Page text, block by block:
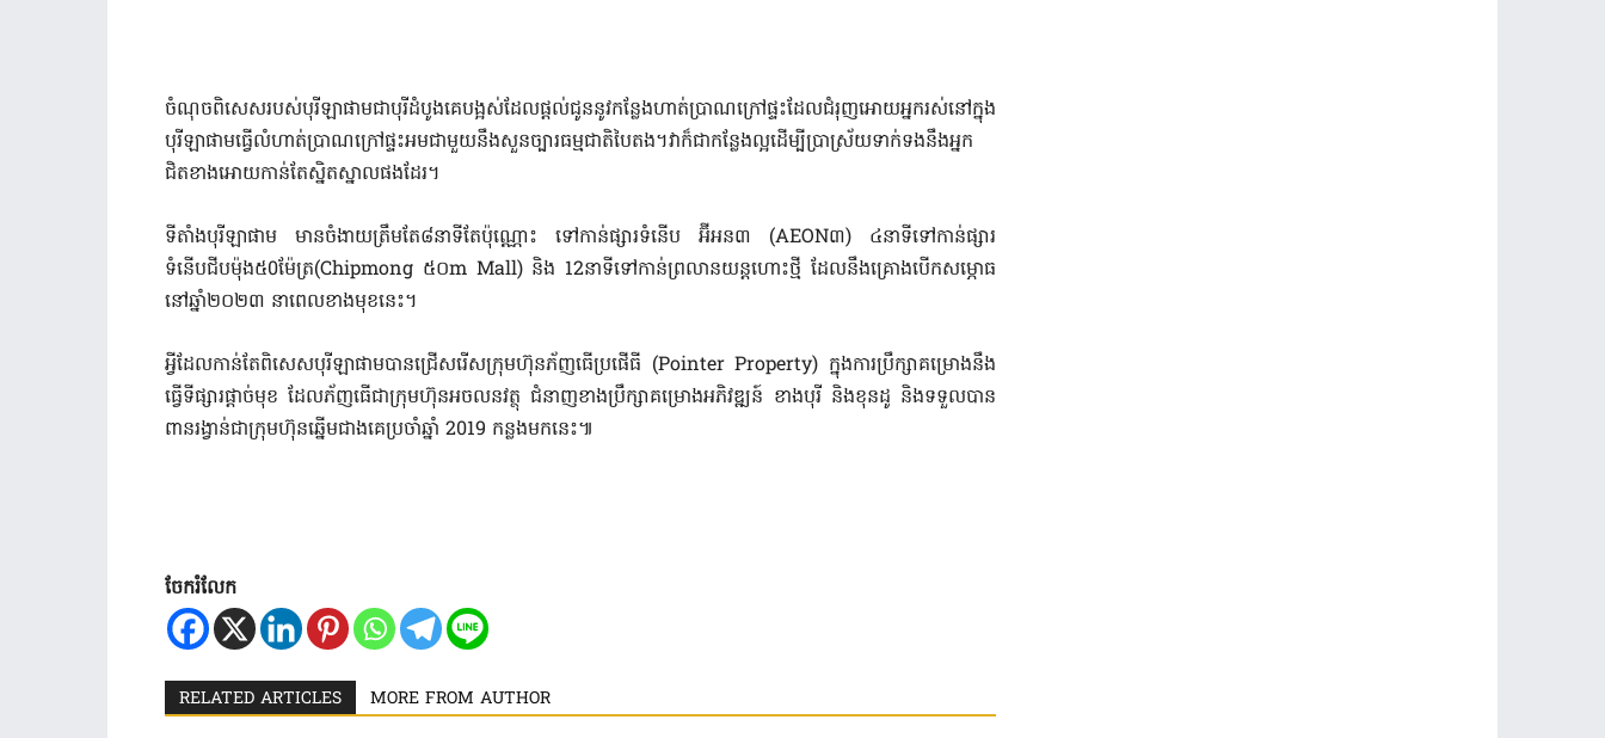
ចំណុចពិសេសរបស់បុរីឡាផាមជាបុរីដំបូងគេបង្អស់ដែលផ្តល់ជូននូវកន្លែងហាត់ប្រាណក្រៅផ្ទះដែលជំរុញអោយអ្នករស់នៅក្នុង
បុរីឡាផាមធ្វើលំហាត់ប្រាណក្រៅផ្ទះអមជាមួយនឹងសួនច្បារធម្មជាតិបៃតង។វាក៏ជាកន្លែងល្អដើម្បីប្រាស្រ័យទាក់ទងនឹងអ្នក
ជិតខាងអោយកាន់តែស្និតស្នាលផងដែរ។
ទីតាំងបុរីឡាផាម មានចំងាយត្រឹមតែ៨នាទីតែប៉ុណ្ណោះ ទៅកាន់ផ្សារទំនើប អ៊ីអន៣ (AEON៣) ៤នាទីទៅកាន់ផ្សារ
ទំនើបជីបម៉ុង៥0ម៉ែត្រ(Chipmong ៥០m Mall)និង 12នាទីទៅកាន់ព្រលានយន្ដហោះថ្មី ដែលនឹងគ្រោងបើកសម្ភោធ
នៅឆ្នាំ២០២៣ នាពេលខាងមុខនេះ។
អ្វីដែលកាន់តែពិសេសបុរីឡាផាមបានជ្រើសរើសក្រុមហ៊ុនភ័ញធើប្រផើធី (Pointer Property) ក្នុងការប្រឹក្សាគម្រោងនឹង
ធ្វើទីផ្សារផ្តាច់មុខ ដែលភ័ញធើជាក្រុមហ៊ុនអចលនវត្ថុ ជំនាញខាងប្រឹក្សាគម្រោងអភិវឌ្ឍន៍ ខាងបុរី និងខុនដូ និងទទួលបាន
ពានរង្វាន់ជាក្រុមហ៊ុនឆ្នើមជាងគេប្រចាំឆ្នាំ 2019 កន្លងមកនេះ៕
ចែករំលែក
RELATED ARTICLES MORE FROM AUTHOR